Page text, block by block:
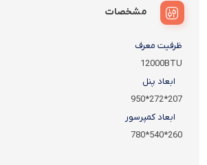
مشخصات
ظرفیت معرف
12000BTU
ابعاد پنل
207*272*950
ابعاد کمپرسور
260*540*780